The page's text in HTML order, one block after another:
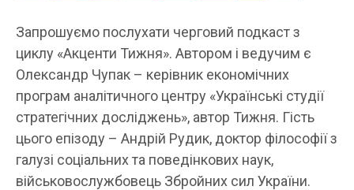
Запрошуємо послухати черговий подкаст з
циклу «Акценти Тижня». Автором і ведучим є
Олександр Чупак – керівник економічних
програм аналітичного центру «Українські студії
стратегічних досліджень», автор Тижня. Гість
цього епізоду – Андрій Рудик, доктор філософії з
галузі соціальних та поведінкових наук,
військовослужбовець Збройних сил України.